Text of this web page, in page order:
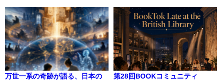
万世一系の奇跡が語る、日本の
第28回BOOKコミュニティ